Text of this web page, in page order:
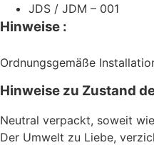
JDS / JDM – 001
Hinweise :
Ordnungsgemäße
Hinweise zu Zustand
Neutral verpackt, soweit
Der Umwelt zu Liebe,